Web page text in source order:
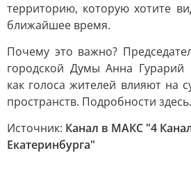
территорию, которую хотите
ближайшее время.
Почему это важно?
городской Думы Анна Гурарий
как голоса жителей влияют на
пространств. Подробности здесь.
Источник: Канал в МАКС "4
Екатеринбурга"